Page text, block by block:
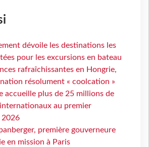
dévoile les destinations les
pour les excursions en bateau
rafraîchissantes en Hongrie,
résolument « coolcation »
accueille plus de 25 millions de
au premier
2026
première gouverneure
en mission à Paris